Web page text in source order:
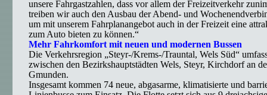
unsere Fahrgastzahlen, dass vor allem der Freizeitverkehr
treiben wir auch den Ausbau der Abend- und
um mit unserem Fahrplanangebot auch in der Freizeit eine
zum Auto bieten zu können.“
Mehr Fahrkomfort mit neuen und modernen Bussen
Die Verkehrsregion „Steyr-/Krems-/Trauntal, Wels Süd“
zwischen den Bezirkshauptstädten Wels, Steyr, Kirchdorf an
Gmunden.
Insgesamt kommen 74 neue, abgasarme, klimatisierte und